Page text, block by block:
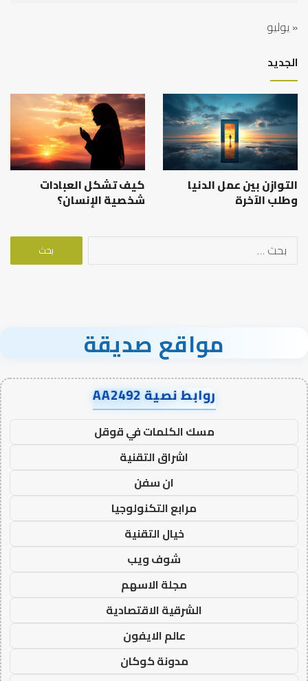
« يوليو
الجديد
التوازن بين عمل الدنيا
وطلب الآخرة
كيف تشكل العبادات
شخصية الإنسان؟
البحث
مواقع صديقة
روابط نصية AA2492
مسك الكلمات في قوقل
اشراق التقنية
ان سفن
مرابع التكنولوجيا
خيال التقنية
شوف ويب
مجلة الاسهم
الشرقية الاقتصادية
عالم الايفون
مدونة كوكان